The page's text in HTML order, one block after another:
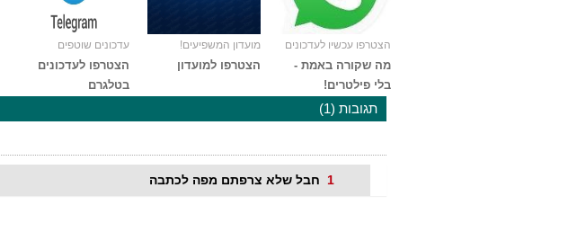
עדכונים שוטפים
הצטרפו לעדכונים
בטלגרם
מועדון המשפיעים!
הצטרפו למועדון
הצטרפו עכשיו לעדכונים
מה שקורה באמת -
בלי פילטרים!
תגובות (1)
חבל שלא צרפתם מפה לכתבה 1